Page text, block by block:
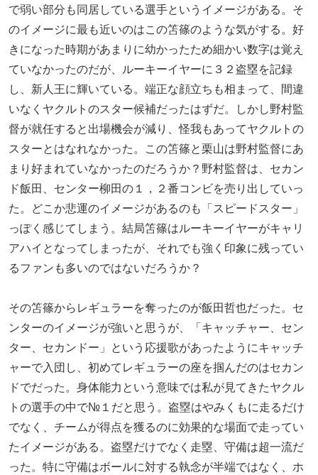
で弱い部分も同居している選手というイメージがある。そ
のイメージに最も近いのはこの笘篠のような気がする。好
きになった時期があまりに幼かったため細かい数字は覚え
ていなかったのだが、ルーキーイヤーに３２盗塁を記録
し、新人王に輝いている。端正な顔立ちも相まって、間違
いなくヤクルトのスター候補だったはずだ。しかし野村監
督が就任すると出場機会が減り、怪我もあってヤクルトの
スターとはなれなかった。この笘篠と栗山は野村監督にあ
まり好まれていなかったのだろうか？野村監督は、セカン
ド飯田、センター柳田の１，２番コンビを売り出していっ
た。どこか悲運のイメージがあるのも「スピードスター」
っぽく感じてしまう。結局笘篠はルーキーイヤーがキャリ
アハイとなってしまったが、それでも強く印象に残ってい
るファンも多いのではないだろうか？
その笘篠からレギュラーを奪ったのが飯田哲也だった。セ
ンターのイメージが強いと思うが、「キャッチャー、セン
ター、セカンドー」という応援歌があったようにキャッチ
ャーで入団し、初めてレギュラーの座を掴んだのはセカン
ドでだった。身体能力という意味では私が見てきたヤクル
トの選手の中で№１だと思う。盗塁はやみくもに走るだけ
でなく、チームが得点を獲るのに効果的な場面で走ってい
たイメージがある。盗塁だけでなく走塁、守備は超一流だ
った。特に守備はボールに対する執念が半端ではなく、ホ